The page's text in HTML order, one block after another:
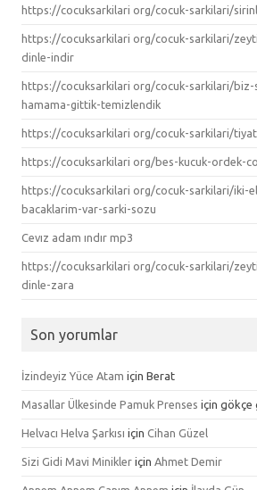
https://cocuksarkilari org/cocuk-sarkilari/
https://cocuksarkilari org/cocuk-sarkilari/
dinle-indir
https://cocuksarkilari org/cocuk-sarkilari/
hamama-gittik-temizlendik
https://cocuksarkilari org/cocuk-sarkilari/
https://cocuksarkilari org/bes-kucuk-ordek-
https://cocuksarkilari org/cocuk-sarkilari/iki-
bacaklarim-var-sarki-sozu
Cevız adam ındır mp3
https://cocuksarkilari org/cocuk-sarkilari/
dinle-zara
Son yorumlar
İzindeyiz Yüce Atam için Berat
Masallar Ülkesinde Pamuk Prenses için gökçe
Helvacı Helva Şarkısı için Cihan Güzel
Sizi Gidi Mavi Minikler için Ahmet Demir